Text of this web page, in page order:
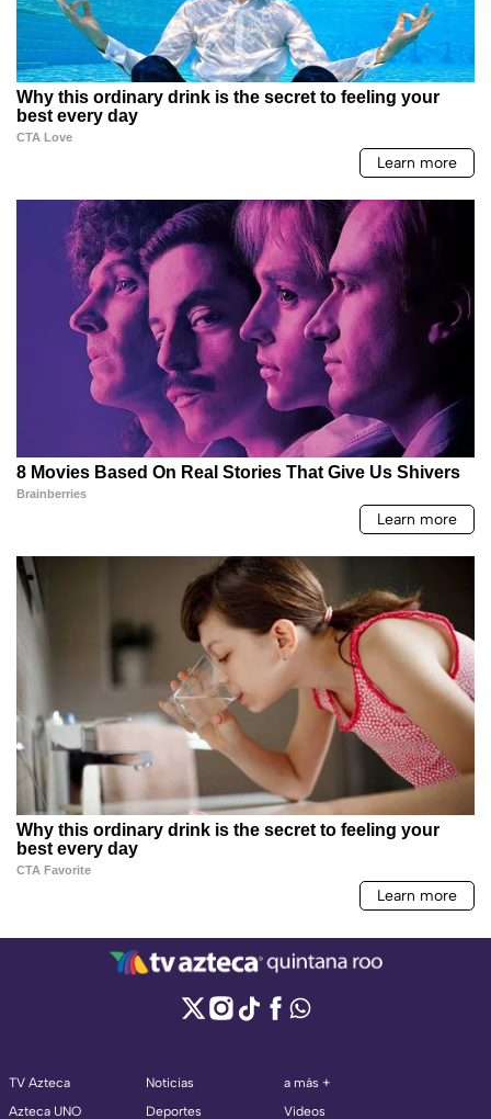
TV Azteca
Azteca UNO
Noticias
Deportes
a más +
Videos